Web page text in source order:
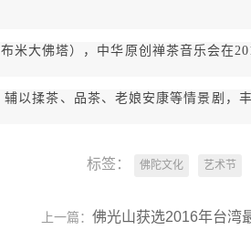
米大佛塔），中华原创禅茶音乐会在
以揉茶、品茶、老娘安康等情景剧，
标签： 佛陀文化 艺术节
上一篇： 佛光山获选2016年台湾